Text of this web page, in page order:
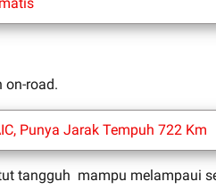
road.
Punya Jarak Tempuh 722 Km
tangguh mampu melampaui